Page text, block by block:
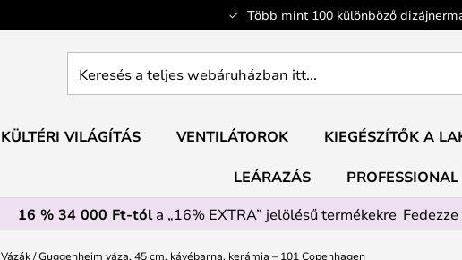
Több mint 100 különböző
webáruházban
KÜLTÉRI VILÁGÍTÁS VENTILÁTOROK KIEGÉSZÍTŐK A
LEÁRAZÁS
PROFESSIONAL
16 % 34 000 Ft-tóla „16% EXTRA” jelölésű termékekre
Vázák Guggenheim váza, 45 cm, kávébarna, kerámia – 101 Copenhagen